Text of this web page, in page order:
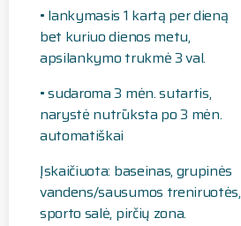
• lankymasis 1 kartą per dieną
bet kuriuo dienos metu,
apsilankymo trukmė 3 val.
• sudaroma 3 mėn. sutartis,
narystė nutrūksta po 3 mėn.
automatiškai
Įskaičiuota: baseinas, grupinės
vandens/sausumos treniruotės,
sporto salė, pirčių zona.